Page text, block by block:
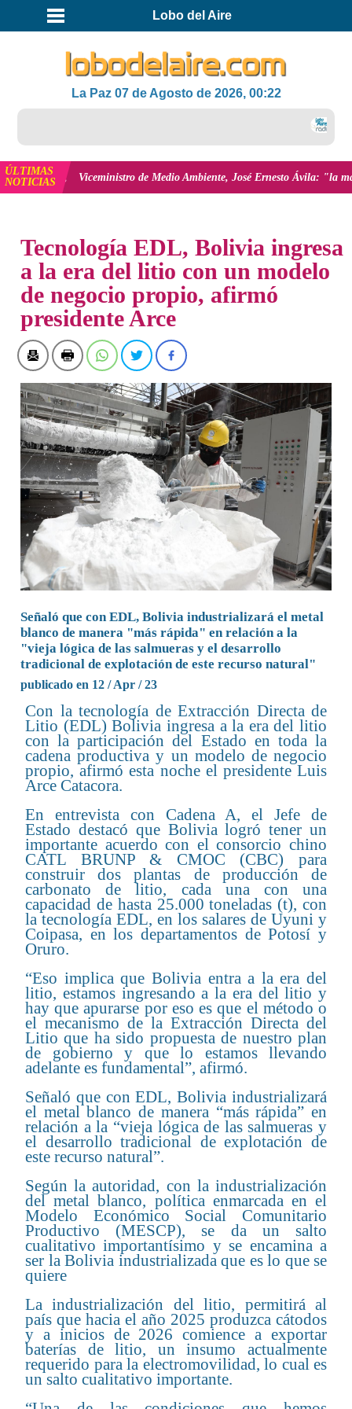
Lobo del Aire
La Paz 07 de Agosto de 2026, 00:22
ÚLTIMAS
NOTICIASViceministro de Medio Ambiente, José Ernesto Ávila: "la mayoría
Tecnología EDL, Bolivia ingresa
a la era del litio con un modelo
de negocio propio, afirmó
presidente Arce
Señaló que con EDL, Bolivia industrializará el metal
blanco de manera "más rápida" en relación a la
"vieja lógica de las salmueras y el desarrollo
tradicional de explotación de este recurso natural"
publicado en 12 / Apr / 23
Con la tecnología de Extracción Directa de
Litio (EDL) Bolivia ingresa a la era del litio
con la participación del Estado en toda la
cadena productiva y un modelo de negocio
propio, afirmó esta noche el presidente Luis
Arce Catacora.
En entrevista con Cadena A, el Jefe de
Estado destacó que Bolivia logró tener un
importante acuerdo con el consorcio chino
CATL BRUNP & CMOC (CBC) para
construir dos plantas de producción de
carbonato de litio, cada una con una
capacidad de hasta 25.000 toneladas (t), con
la tecnología EDL, en los salares de Uyuni y
Coipasa, en los departamentos de Potosí y
Oruro.
“Eso implica que Bolivia entra a la era del
litio, estamos ingresando a la era del litio y
hay que apurarse por eso es que el método o
el mecanismo de la Extracción Directa del
Litio que ha sido propuesta de nuestro plan
de gobierno y que lo estamos llevando
adelante es fundamental”, afirmó.
Señaló que con EDL, Bolivia industrializará
el metal blanco de manera “más rápida” en
relación a la “vieja lógica de las salmueras y
el desarrollo tradicional de explotación de
este recurso natural”.
Según la autoridad, con la industrialización
del metal blanco, política enmarcada en el
Modelo Económico Social Comunitario
Productivo (MESCP), se da un salto
cualitativo importantísimo y se encamina a
ser la Bolivia industrializada que es lo que se
quiere
La industrialización del litio, permitirá al
país que hacia el año 2025 produzca cátodos
y a inicios de 2026 comience a exportar
baterías de litio, un insumo actualmente
requerido para la electromovilidad, lo cual es
un salto cualitativo importante.